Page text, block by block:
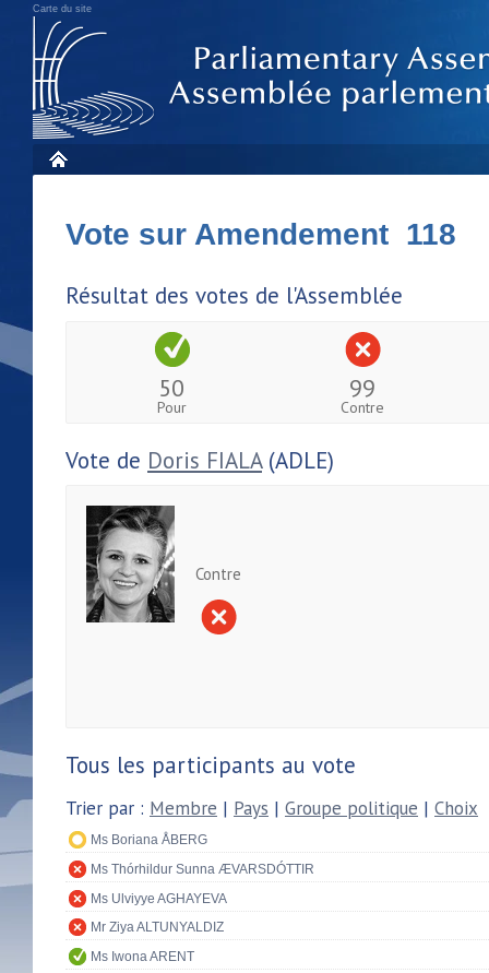
Carte du site
Vote sur Amendement 118
Résultat des votes de l'Assemblée
50
Pour
99
Contre
Vote de Doris FIALA(ADLE)
Contre
Tous les participants au vote
Trier par : Membre | Pays | Groupe politique | Choix
Ms Boriana ÅBERG
Ms Thórhildur Sunna ÆVARSDÓTTIR
Ms Ulviyye AGHAYEVA
Mr Ziya ALTUNYALDIZ
Ms Iwona ARENT